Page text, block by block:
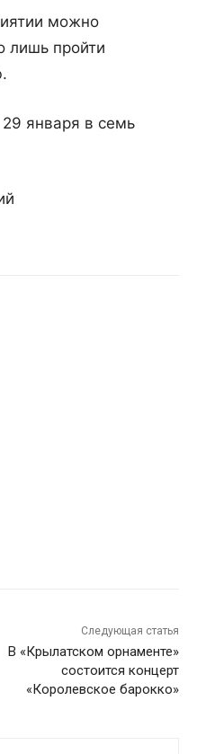
можно
лишь пройти
января в семь
Следующая статья
В «Крылатском орнаменте»
состоится концерт
«Королевское барокко»